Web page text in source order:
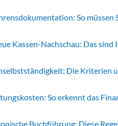
So müssen
Kassen-Nachschau: Das
Die Kriterien
So erkennt das
Buchführung: Diese